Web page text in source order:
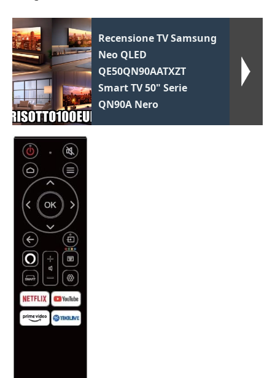
Recensione TV Samsung
Neo QLED
QE50QN90AATXZT
Smart TV 50" Serie
QN90A Nero